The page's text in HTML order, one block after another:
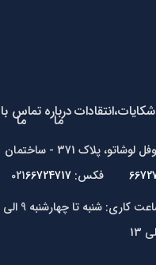
شکایات،انتقاداتدرباره
ما تماس با
ما
آدرس: تهران، خیابان حافظ، بعد از تقاطع نوفل لوشاتو، پلاک 371 - ساختمان
فکس: 021 66724717
پست الکترونیک: Info @ Ertebat.Co ساعت کاری: شنبه تا چهارشنبه 9 الی